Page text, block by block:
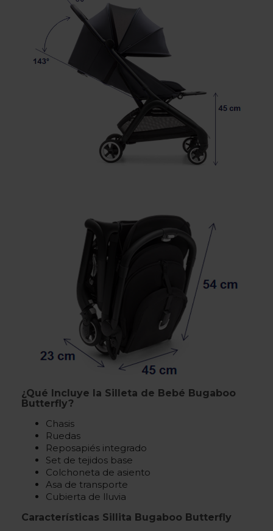
¿Qué Incluye la Silleta de Bebé Bugaboo
Butterfly?
Chasis
Ruedas
Reposapiés integrado
Set de tejidos base
Colchoneta de asiento
Asa de transporte
Cubierta de lluvia
Características Sillita Bugaboo Butterfly